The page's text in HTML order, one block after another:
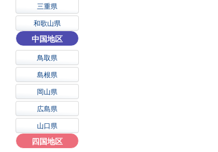
三重県
和歌山県
中国地区
鳥取県
島根県
岡山県
広島県
山口県
四国地区